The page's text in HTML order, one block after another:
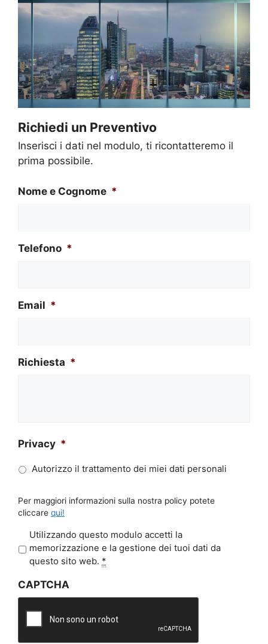
Richiedi un Preventivo
Inserisci i dati nel modulo, ti ricontatteremo il
prima possibile.
Nome e Cognome *
Telefono *
Email *
Richiesta *
Privacy *
Autorizzo il trattamento dei miei dati personali
Per maggiori informazioni sulla nostra policy potete
cliccare qui!
r
a
c
*
Utilizzando questo modulo accetti la
memorizzazione e la gestione dei tuoi dati da
questo sito web. *
CAPTCHA